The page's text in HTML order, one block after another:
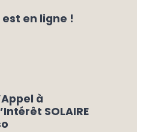
est en ligne !
à
SOLAIRE